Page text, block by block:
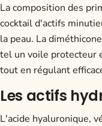
La composition des
cocktail d'actifs
la peau. La
tel un voile protecteur
tout en régulant
Les actifs
L'acide hyaluronique,